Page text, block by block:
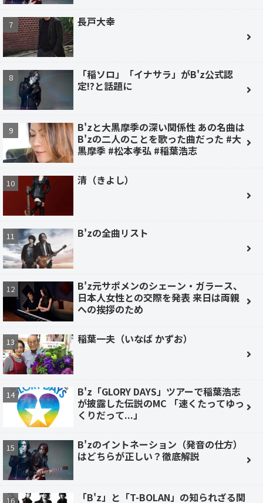
長戸大幸
「稲ソロ」「イナサラ」がB'z公式認
定!?と話題に
B'zと大黒摩季の深い関係性 あの名曲は
B'zの二人のことを歌った曲だった #大
黒摩季 #松本孝弘 #稲葉浩志
清（きよし）
B'zの全曲リスト
B'z元サポメンのシェーン・ガラース、
日本人女性との交際を発表 来日は両親
への挨拶のため
稲葉一夫（いなば かずお）
B'z「GLORY DAYS」ツアーで稲葉浩志
が披露した伝説のMC 「速くたってゆっ
くりだって...」
B'zのイントネーション（発音の仕方）
はどちらが正しい？徹底解説
「B'z」と「T-BOLAN」の知られざる関